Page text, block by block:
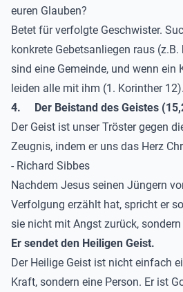
euren Glauben?
Betet für verfolgte Geschwister.
konkrete Gebetsanliegen raus
sind eine Gemeinde, und wenn ein
leiden alle mit ihm (1. Korinther 12).
4. Der Beistand des Geistes
Der Geist ist unser Tröster gegen
Zeugnis, indem er uns das Herz
- Richard Sibbes
Nachdem Jesus seinen Jüngern
Verfolgung erzählt hat, spricht er
sie nicht mit Angst zurück,
Er sendet den Heiligen Geist.
Der Heilige Geist ist nicht einfach
Kraft, sondern eine Person. Er ist